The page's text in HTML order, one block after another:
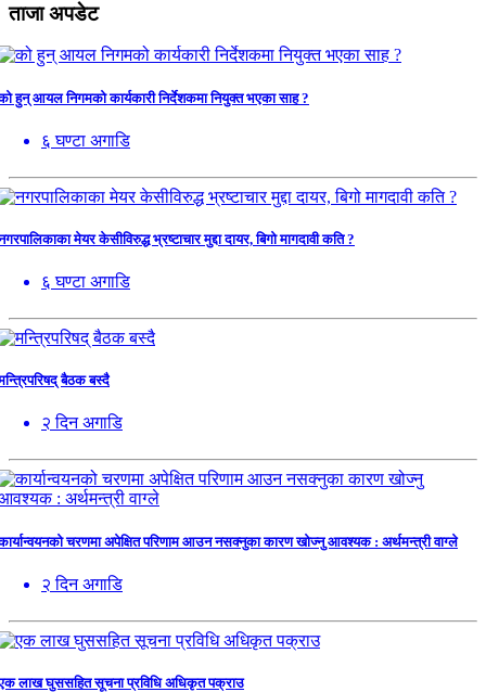
ताजा अपडेट
हुन् आयल निगमको कार्यकारी निर्देशकमा नियुक्त भएका साह ?
६ घण्टा अगाडि
मेयर केसीविरुद्ध भ्रष्टाचार मुद्दा दायर, बिगो मागदावी कति ?
६ घण्टा अगाडि
बैठक बस्दै
२ दिन अगाडि
चरणमा अपेक्षित परिणाम आउन नसक्नुका कारण खोज्नु आवश्यक : अर्थमन्त्री वाग्ले
२ दिन अगाडि
लाख घुससहित सूचना प्रविधि अधिकृत पक्राउ